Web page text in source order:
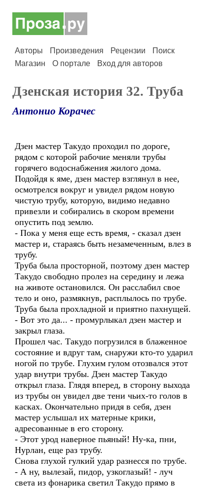
Авторы Произведения Рецензии
Поиск
Магазин
О портале Вход для авторов
Дзенская история 32. Труба
Антонио Корачес
Дзен мастер Такудо проходил по дороге,
рядом с которой рабочие меняли трубы
горячего водоснабжения жилого дома.
Подойдя к яме, дзен мастер взглянул в нее,
осмотрелся вокруг и увидел рядом новую
чистую трубу, которую, видимо недавно
привезли и собирались в скором времени
опустить под землю.
- Пока у меня еще есть время, - сказал дзен
мастер и, стараясь быть незамеченным, влез в
трубу.
Труба была просторной, поэтому дзен мастер
Такудо свободно пролез на середину и лежа
на животе остановился. Он расслабил свое
тело и оно, размякнув, расплылось по трубе.
Труба была прохладной и приятно пахнущей.
- Вот это да... - промурлыкал дзен мастер и
закрыл глаза.
Прошел час. Такудо погрузился в блаженное
состояние и вдруг там, снаружи кто-то ударил
ногой по трубе. Глухим гулом отозвался этот
удар внутри трубы. Дзен мастер Такудо
открыл глаза. Глядя вперед, в сторону выхода
из трубы он увидел две тени чьих-то голов в
касках. Окончательно придя в себя, дзен
мастер услышал их матерные крики,
адресованные в его сторону.
- Этот урод наверное пьяный! Ну-ка, пни,
Нурлан, еще раз трубу.
Снова глухой гулкий удар разнесся по трубе.
- А ну, вылезай, пидор, узкоглазый! - луч
света из фонарика светил Такудо прямо в